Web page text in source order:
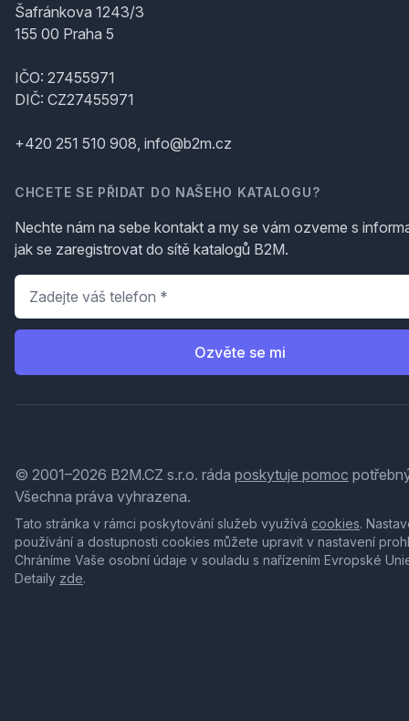
Šafránkova 1243/3
155 00 Praha 5
IČO: 27455971
DIČ: CZ27455971
+420 251 510 908, info@b2m.cz
CHCETE SE PŘIDAT DO NAŠEHO KATALOGU?
Nechte nám na sebe kontakt a my se vám ozveme s
jak se zaregistrovat do sítě katalogů B2M.
Telefon
Ozvěte se mi
© 2001–2026 B2M.CZ s.r.o. ráda poskytuje pomoc
Všechna práva vyhrazena.
Tato stránka v rámci poskytování služeb využívá cookies.
používání a dostupnosti cookies můžete upravit v nastavení
Chráníme Vaše osobní údaje v souladu s nařízením Evropské
Detaily zde.